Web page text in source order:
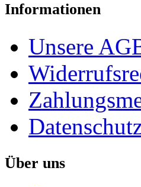
Informationen
Unsere
Über uns